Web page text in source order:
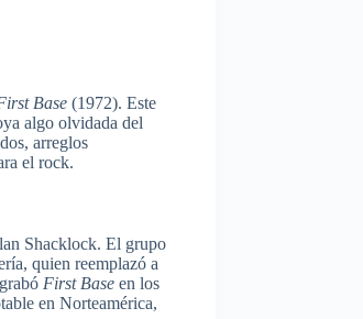
Base (1972). Este
algo olvidada del
arreglos
el rock.
Shacklock. El grupo
quien reemplazó a
First Base en los
en Norteamérica,